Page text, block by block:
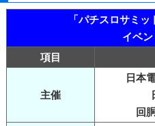
「パチスロサミッ
イベ
項目
主催
日本
回